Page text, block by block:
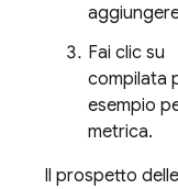
Fai clic su
compilata
esempio
metrica.
Il prospetto